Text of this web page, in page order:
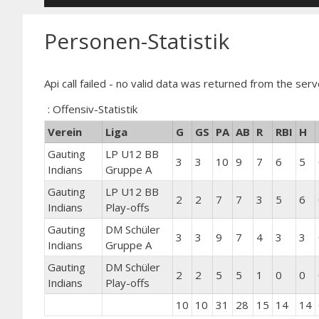
Personen-Statistik
Api call failed - no valid data was returned from the
: Offensiv-Statistik
Verein
Liga G GS PA AB R RBI H
Gauting
Indians
LP U12 BB
Gruppe A
3 3 10 9 7 6 5
Gauting
Indians
LP U12 BB
Play-offs
2 2 7 7 3 5 6
Gauting
Indians
DM Schüler
Gruppe A
3 3 9 7 4 3 3
Gauting
Indians
DM Schüler
Play-offs
2 2 5 5 1 0 0
10 10 31 28 15 14 14